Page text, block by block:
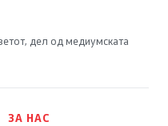
дел од медиумската
ЗА НАС